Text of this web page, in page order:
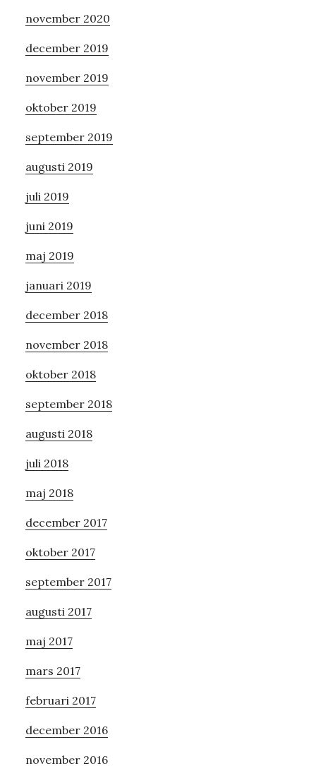
november 2020
december 2019
november 2019
oktober 2019
september 2019
augusti 2019
juli 2019
juni 2019
maj 2019
januari 2019
december 2018
november 2018
oktober 2018
september 2018
augusti 2018
juli 2018
maj 2018
december 2017
oktober 2017
september 2017
augusti 2017
maj 2017
mars 2017
februari 2017
december 2016
november 2016